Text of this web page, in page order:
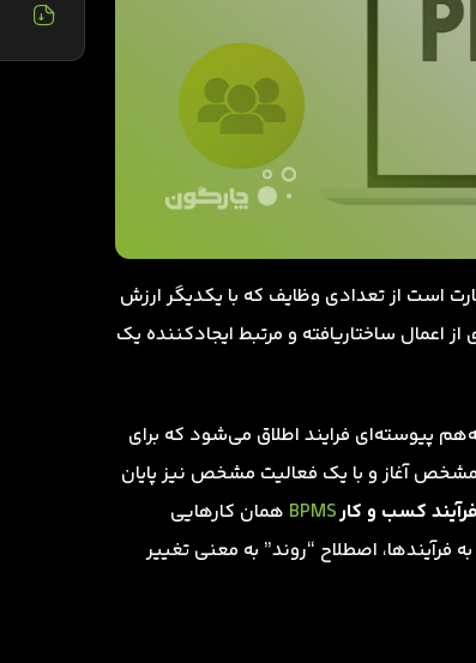
است از تعدادی وظایف که با یکدیگر ارزش
اعمال ساختاریافته و مرتبط ایجادکننده یک
پیوسته‌ای فرایند اطلاق می‌شود که برای
مشخص آغاز و با یک فعالیت مشخص نیز پایان
کسب و کارBPMS همان کارهایی
اصطلاح “روند” به معنی تغییر